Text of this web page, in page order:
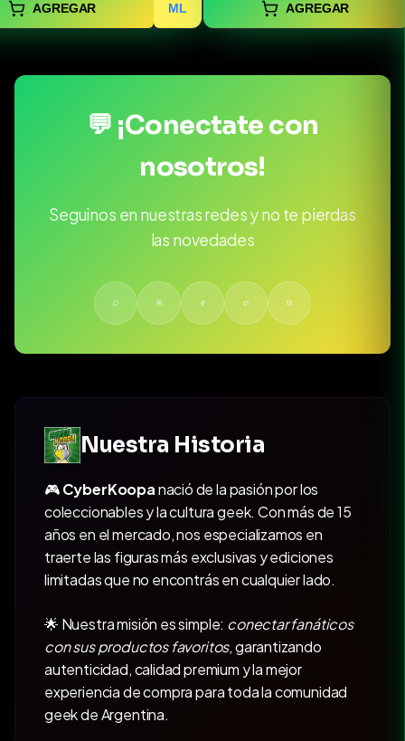
AGREGAR ML AGREGAR
💬 ¡Conectate con
nosotros!
Seguinos en nuestras redes y no te pierdas
las novedades
Nuestra Historia
🎮CyberKoopanació de la pasión por los
coleccionables y la cultura geek. Con más de 15
años en el mercado, nos especializamos en
traerte las figuras más exclusivas y ediciones
limitadas que no encontrás en cualquier lado.
🌟 Nuestra misión es simple: conectar fanáticos
con sus productos favoritos, garantizando
autenticidad, calidad premium y la mejor
experiencia de compra para toda la comunidad
geek de Argentina.